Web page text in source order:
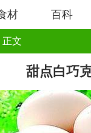
材 百科
正文
甜点白巧